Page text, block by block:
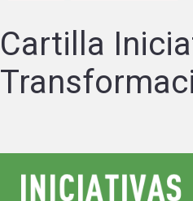
Cartilla